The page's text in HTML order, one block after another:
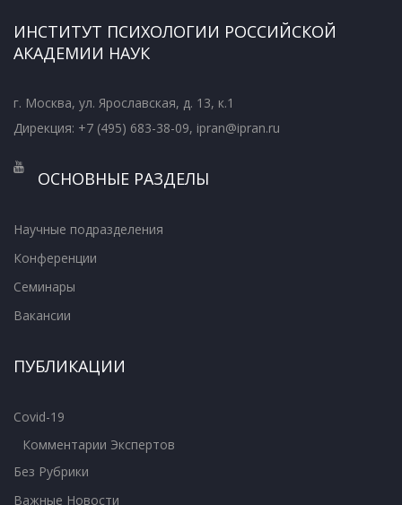
ИНСТИТУТ ПСИХОЛОГИИ РОССИЙСКОЙ
АКАДЕМИИ НАУК
г. Москва, ул. Ярославская, д. 13, к.1
Дирекция: +7 (495) 683-38-09, ipran@ipran.ru
ОСНОВНЫЕ РАЗДЕЛЫ
Научные подразделения
Конференции
Семинары
Вакансии
ПУБЛИКАЦИИ
Covid-19
Комментарии Экспертов
Без Рубрики
Важные Новости